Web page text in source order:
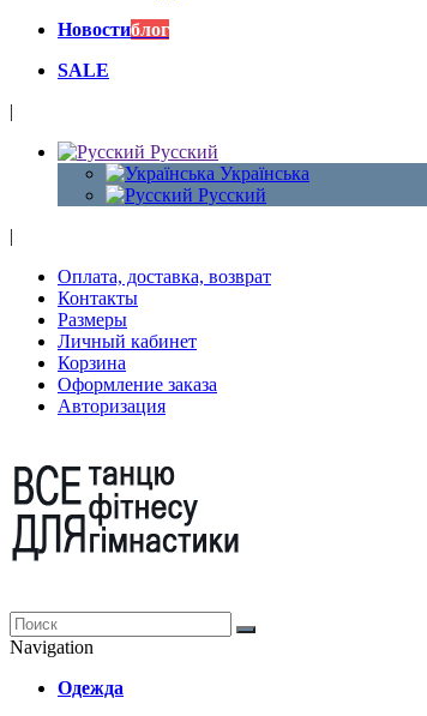
Новостиблог
SALE
|
Русский
Українська
Русский
|
Оплата, доставка, возврат
Контакты
Размеры
Личный кабинет
Корзина
Оформление заказа
Авторизация
Navigation
Одежда